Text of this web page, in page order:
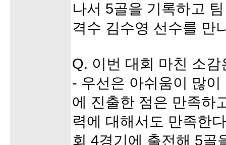
나서 5골을 기록하고
격수 김수영 선수를 만
Q. 이번 대회 마친 소감
- 우선은 아쉬움이 많
에 진출한 점은 만족하
력에 대해서도 만족한
회 4경기에 출전해 5골